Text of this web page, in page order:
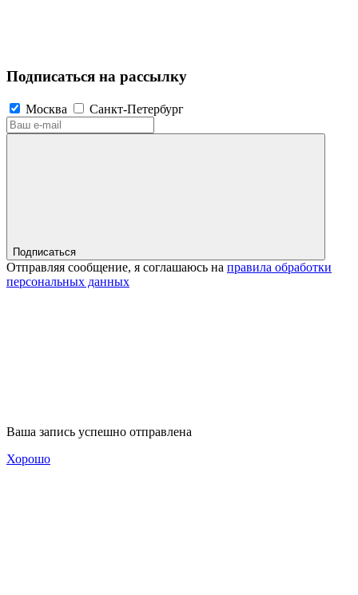
Подписаться на рассылку
Москва Санкт-Петербург
Подписаться
Отправляя сообщение, я соглашаюсь на правила обработки
персональных данных
Ваша запись успешно отправлена
Хорошо